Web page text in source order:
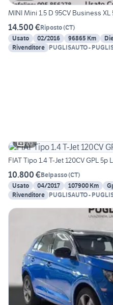
MINI Mini 1.5 D 95CV Business XL
14.500 €Riposto(CT)
Usato
02/2016 96865 Km
Rivenditore
20
FIAT Tipo 1.4 T-Jet 120CV GPL 5p
10.800 €Belpasso(CT)
Usato
04/2017 107900 Km
Rivenditore